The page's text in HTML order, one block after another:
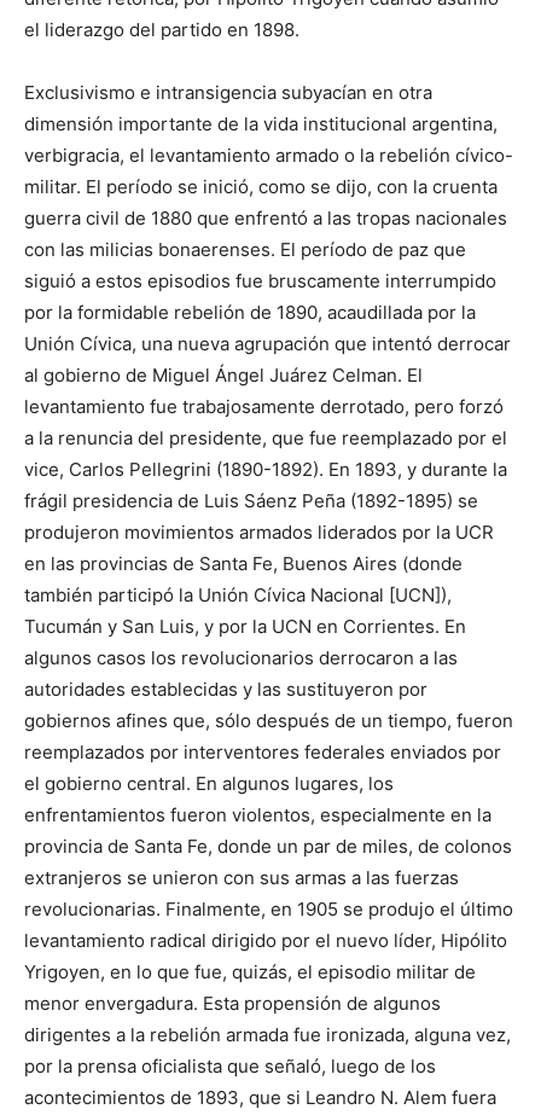
el liderazgo del partido en 1898.
Exclusivismo e intransigencia subyacían en otra
dimensión im­portante de la vida institucional argentina,
verbigracia, el levanta­miento armado o la rebelión cívico-
militar. El período se inició, como se dijo, con la cruenta
guerra civil de 1880 que enfrentó a las tropas nacionales
con las milicias bonaerenses. El período de paz que
siguió a estos episodios fue bruscamente interrumpi­do
por la formidable rebelión de 1890, acaudillada por la
Unión Cívica, una nueva agrupación que intentó derrocar
al gobierno de Miguel Ángel Juárez Celman. El
levantamiento fue trabajosa­mente derrotado, pero forzó
a la renuncia del presidente, que fue reemplazado por el
vice, Carlos Pellegrini (1890-1892). En 1893, y durante la
frágil presidencia de Luis Sáenz Peña (1892-1895) se
produjeron movimientos armados liderados por la UCR
en las provincias de Santa Fe, Buenos Aires (donde
también participó la Unión Cívica Nacional [UCN]),
Tucumán y San Luis, y por la UCN en Corrientes. En
algunos casos los revolucionarios derroca­ron a las
autoridades establecidas y las sustituyeron por
gobiernos afines que, sólo después de un tiempo, fueron
reemplazados por interventores federales enviados por
el gobierno central. En algu­nos lugares, los
enfrentamientos fueron violentos, especialmente en la
provincia de Santa Fe, donde un par de miles, de colonos
extranjeros se unieron con sus armas a las fuerzas
revolucionarias. Finalmente, en 1905 se produjo el último
levantamiento radical dirigido por el nuevo líder, Hipólito
Yrigoyen, en lo que fue, qui­zás, el episodio militar de
menor envergadura. Esta propensión de algunos
dirigentes a la rebelión armada fue ironizada, alguna vez,
por la prensa oficialista que señaló, luego de los
acontecimientos de 1893, que si Leandro N. Alem fuera